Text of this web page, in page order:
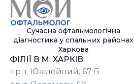
Сучасна офтальмологічна
діагностика у спальних районах
Харкова
ФІЛІЇ В М. ХАРКІВ
пр-т. Ювілейний, 67 Б